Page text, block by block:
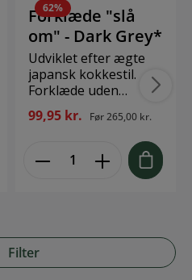
62%
Forklæde "slå
om" - Dark Grey*
Udviklet efter ægte
japansk kokkestil.
Forklæde uden
stropper, men som
skal bindes om livet.
100% GOTS certified
organic cotton
99,95 kr. Før265,00 kr.
Filter